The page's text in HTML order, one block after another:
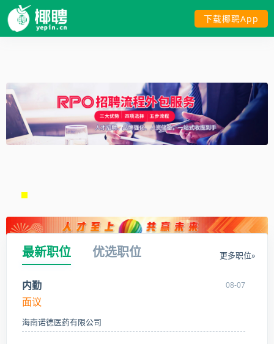
下载椰聘App
最新职位 优选职位 更多职位»
08-07
内勤
面议
海南诺德医药有限公司